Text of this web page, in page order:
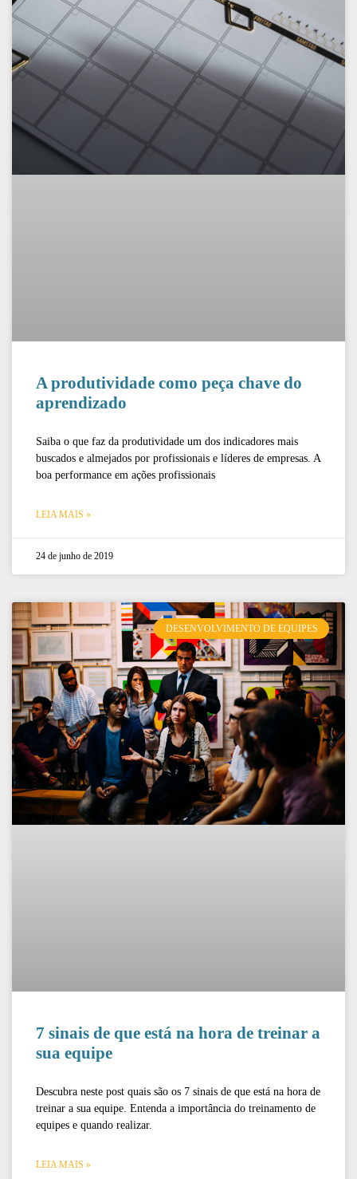
A produtividade como peça chave do
aprendizado
Saiba o que faz da produtividade um dos indicadores mais
buscados e almejados por profissionais e líderes de empresas. A
boa performance em ações profissionais
LEIA MAIS »
24 de junho de 2019
DESENVOLVIMENTO DE EQUIPES
7 sinais de que está na hora de treinar a
sua equipe
Descubra neste post quais são os 7 sinais de que está na hora de
treinar a sua equipe. Entenda a importância do treinamento de
equipes e quando realizar.
LEIA MAIS »